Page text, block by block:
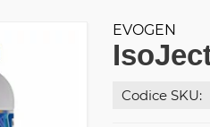
EVOGEN
Codice SKU: